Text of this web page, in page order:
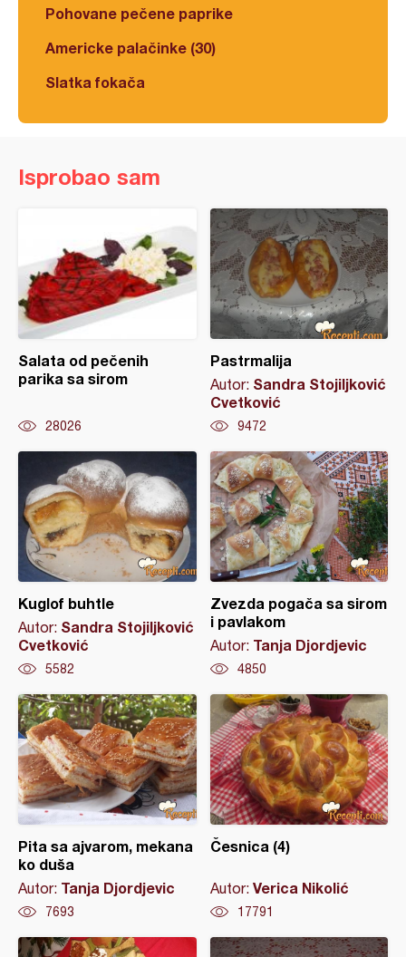
Pohovane pečene paprike
Americke palačinke (30)
Slatka fokača
Isprobao sam
Salata od pečenih
parika sa sirom
28026
Pastrmalija
Autor: Sandra Stojiljković
Cvetković
9472
Kuglof buhtle
Autor: Sandra Stojiljković
Cvetković
5582
Zvezda pogača sa sirom
i pavlakom
Autor: Tanja Djordjevic
4850
Pita sa ajvarom, mekana
ko duša
Autor: Tanja Djordjevic
7693
Česnica (4)
Autor: Verica Nikolić
17791